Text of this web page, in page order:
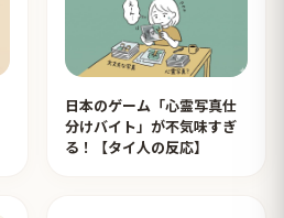
日本のゲーム「心霊写真仕
分けバイト」が不気味すぎ
る！【タイ人の反応】